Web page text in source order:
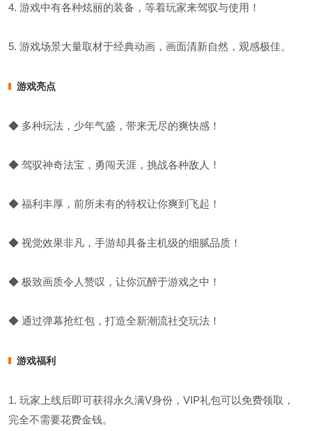
4. 游戏中有各种炫丽的装备，等着玩家来驾驭与使用！
5. 游戏场景大量取材于经典动画，画面清新自然，观感极佳。
游戏亮点
◆ 多种玩法，少年气盛，带来无尽的爽快感！
◆ 驾驭神奇法宝，勇闯天涯，挑战各种敌人！
◆ 福利丰厚，前所未有的特权让你爽到飞起！
◆ 视觉效果非凡，手游却具备主机级的细腻品质！
◆ 极致画质令人赞叹，让你沉醉于游戏之中！
◆ 通过弹幕抢红包，打造全新潮流社交玩法！
游戏福利
1. 玩家上线后即可获得永久满V身份，VIP礼包可以免费领取，
完全不需要花费金钱。